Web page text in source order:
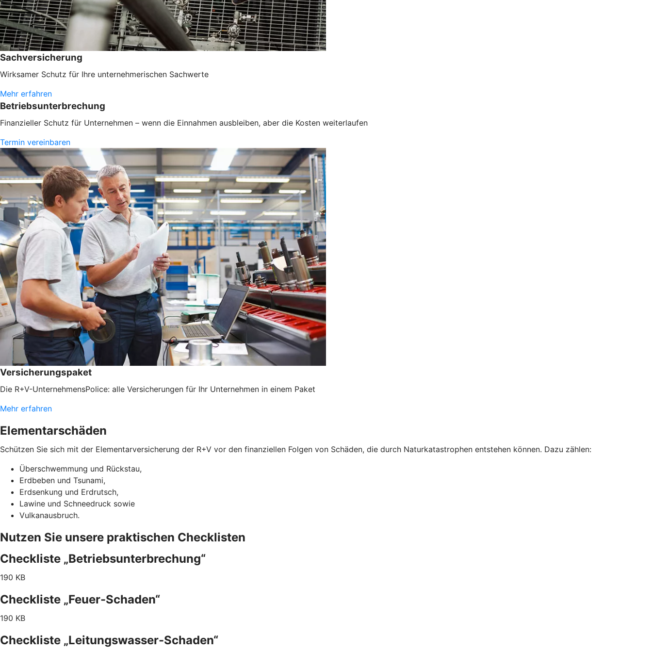
Sachversicherung
Wirksamer Schutz für Ihre unternehmerischen Sachwerte
Mehr erfahren
Betriebsunterbrechung
Finanzieller Schutz für Unternehmen – wenn die Einnahmen ausbleiben, aber die Kosten weiterlaufen
Termin vereinbaren
Versicherungspaket
Die R+V-UnternehmensPolice: alle Versicherungen für Ihr Unternehmen in einem Paket
Mehr erfahren
Elementarschäden
Schützen Sie sich mit der Elementarversicherung der R+V vor den finanziellen Folgen von Schäden, die durch Naturkatastrophen entstehen können. Dazu zählen:
Überschwemmung und Rückstau,
Erdbeben und Tsunami,
Erdsenkung und Erdrutsch,
Lawine und Schneedruck sowie
Vulkanausbruch.
Nutzen Sie unsere praktischen Checklisten
Checkliste „Betriebsunterbrechung“
190 KB
Checkliste „Feuer-Schaden“
190 KB
Checkliste „Leitungswasser-Schaden“